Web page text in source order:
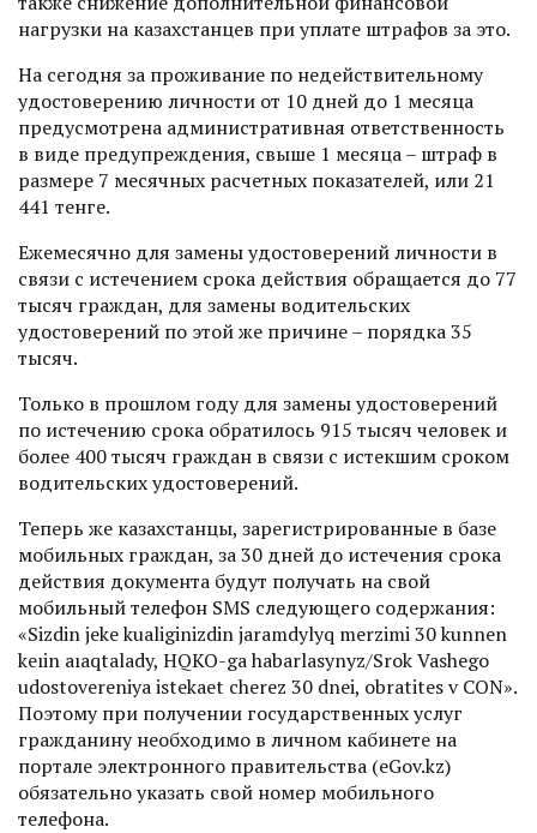
нагрузки на казахстанцев при уплате штрафов за это.
На сегодня за проживание по недействительному
удостоверению личности от 10 дней до 1 месяца
предусмотрена административная ответственность
в виде предупреждения, свыше 1 месяца – штраф в
размере 7 месячных расчетных показателей, или 21
441 тенге.
Ежемесячно для замены удостоверений личности в
связи с истечением срока действия обращается до 77
тысяч граждан, для замены водительских
удостоверений по этой же причине – порядка 35
тысяч.
Только в прошлом году для замены удостоверений
по истечению срока обратилось 915 тысяч человек и
более 400 тысяч граждан в связи с истекшим сроком
водительских удостоверений.
Теперь же казахстанцы, зарегистрированные в базе
мобильных граждан, за 30 дней до истечения срока
действия документа будут получать на свой
мобильный телефон SMS следующего содержания:
«Sizdin jeke kualiginizdin jaramdylyq merzimi 30 kunnen
keıin aıaqtalady, HQKO-ga habarlasynyz/Srok Vashego
udostovereniya istekaet cherez 30 dnei, obratites v CON».
Поэтому при получении государственных услуг
гражданину необходимо в личном кабинете на
портале электронного правительства (eGov.kz)
обязательно указать свой номер мобильного
телефона.